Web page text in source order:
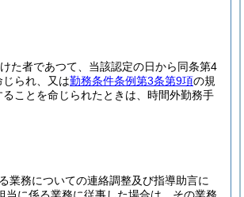
た者であつて、当該認定の日から同条第4
られ、又は勤務条件条例第3条第9項の規
ことを命じられたときは、時間外勤務手
業務についての連絡調整及び指導助言に